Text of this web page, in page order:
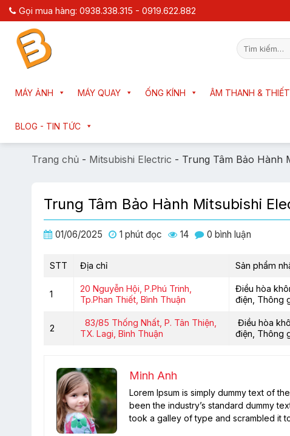
Chuyển
đến
dung
Gọi mua hàng: 0938.338.315 - 0919.622.882
Tìm
kiếm:
MÁY ẢNH MÁY QUAY ỐNG KÍNH ÂM THANH &
BLOG - TIN TỨC
Trang chủ - Mitsubishi Electric - Trung Tâm Bảo Hành
Trung Tâm Bảo Hành Mitsubishi
01/06/2025 1 phút đọc 14 0 bình luận
STT Địa chỉ Sản phẩm
1
20 Nguyễn Hội, P.Phú Trinh,
Tp.Phan Thiết, Bình Thuận
Điều hòa
điện, Thông
2
83/85 Thống Nhất, P. Tân Thiện,
TX. Lagi, Bình Thuận
Điều hòa
điện, Thông
Minh Anh
Lorem Ipsum is simply dummy text of
been the industry’s standard dummy
took a galley of type and scrambled it